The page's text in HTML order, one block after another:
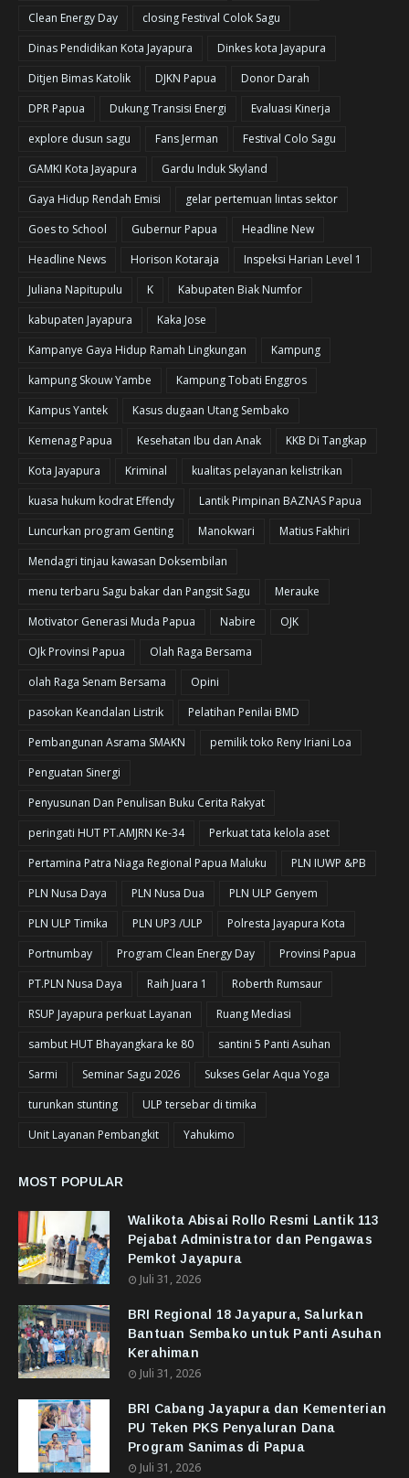
Clean Energy Day
closing Festival Colok Sagu
Dinas Pendidikan Kota Jayapura
Dinkes kota Jayapura
Ditjen Bimas Katolik
DJKN Papua
Donor Darah
DPR Papua
Dukung Transisi Energi
Evaluasi Kinerja
explore dusun sagu
Fans Jerman
Festival Colo Sagu
GAMKI Kota Jayapura
Gardu Induk Skyland
Gaya Hidup Rendah Emisi
gelar pertemuan lintas sektor
Goes to School
Gubernur Papua
Headline New
Headline News
Horison Kotaraja
Inspeksi Harian Level 1
Juliana Napitupulu
K
Kabupaten Biak Numfor
kabupaten Jayapura
Kaka Jose
Kampanye Gaya Hidup Ramah Lingkungan
Kampung
kampung Skouw Yambe
Kampung Tobati Enggros
Kampus Yantek
Kasus dugaan Utang Sembako
Kemenag Papua
Kesehatan Ibu dan Anak
KKB Di Tangkap
Kota Jayapura
Kriminal
kualitas pelayanan kelistrikan
kuasa hukum kodrat Effendy
Lantik Pimpinan BAZNAS Papua
Luncurkan program Genting
Manokwari
Matius Fakhiri
Mendagri tinjau kawasan Doksembilan
menu terbaru Sagu bakar dan Pangsit Sagu
Merauke
Motivator Generasi Muda Papua
Nabire
OJK
OJk Provinsi Papua
Olah Raga Bersama
olah Raga Senam Bersama
Opini
pasokan Keandalan Listrik
Pelatihan Penilai BMD
Pembangunan Asrama SMAKN
pemilik toko Reny Iriani Loa
Penguatan Sinergi
Penyusunan Dan Penulisan Buku Cerita Rakyat
peringati HUT PT.AMJRN Ke-34
Perkuat tata kelola aset
Pertamina Patra Niaga Regional Papua Maluku
PLN IUWP &PB
PLN Nusa Daya
PLN Nusa Dua
PLN ULP Genyem
PLN ULP Timika
PLN UP3 /ULP
Polresta Jayapura Kota
Portnumbay
Program Clean Energy Day
Provinsi Papua
PT.PLN Nusa Daya
Raih Juara 1
Roberth Rumsaur
RSUP Jayapura perkuat Layanan
Ruang Mediasi
sambut HUT Bhayangkara ke 80
santini 5 Panti Asuhan
Sarmi
Seminar Sagu 2026
Sukses Gelar Aqua Yoga
turunkan stunting
ULP tersebar di timika
Unit Layanan Pembangkit
Yahukimo
MOST POPULAR
Walikota Abisai Rollo Resmi Lantik 113
Pejabat Administrator dan Pengawas
Pemkot Jayapura
Juli 31, 2026
BRI Regional 18 Jayapura, Salurkan
Bantuan Sembako untuk Panti Asuhan
Kerahiman
Juli 31, 2026
BRI Cabang Jayapura dan Kementerian
PU Teken PKS Penyaluran Dana
Program Sanimas di Papua
Juli 31, 2026